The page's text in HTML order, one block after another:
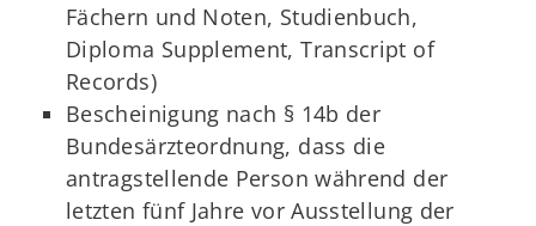
Fächern und Noten, Studienbuch,
Diploma Supplement, Transcript of
Records)
Bescheinigung nach § 14b der
Bundesärzteordnung, dass die
antragstellende Person während der
letzten fünf Jahre vor Ausstellung der